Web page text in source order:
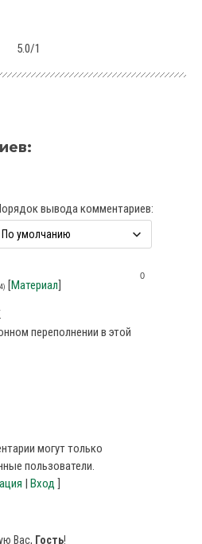
5.0/1
:
вывода комментариев:
0
[Материал]
переполнении в этой
могут только
пользователи.
| Вход ]
Вас, Гость!